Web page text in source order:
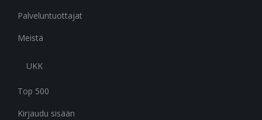
Palveluntuottajat
Meistä
UKK
Top 500
Kirjaudu sisään